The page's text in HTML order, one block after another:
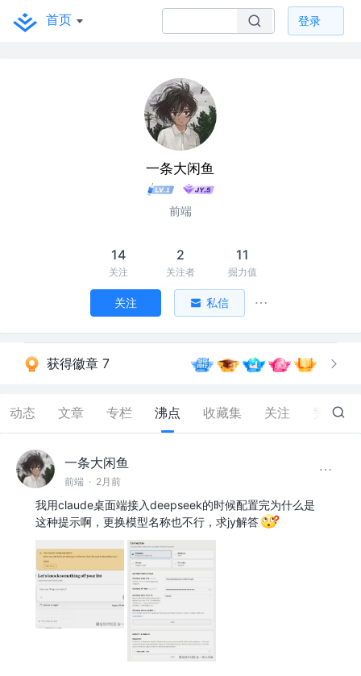
首页 登录
一条大闲鱼
前端
14
关注
2
关注者
11
掘力值
关注 私信
获得徽章 7
动态 文章 专栏 沸点 收藏集 关注 71
一条大闲鱼
前端 · 2月前
我用claude桌面端接入deepseek的时候配置完为什么是
这种提示啊，更换模型名称也不行，求jy解答